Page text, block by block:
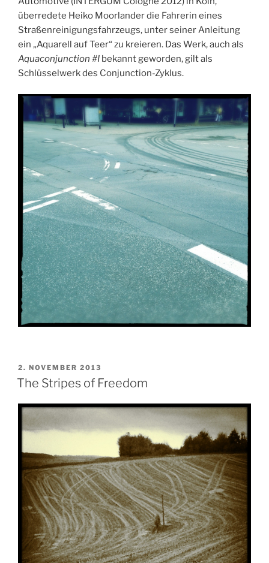
überredete Heiko Moorlander die Fahrerin eines
Straßenreinigungsfahrzeugs, unter seiner Anleitung
ein „Aquarell auf Teer“ zu kreieren. Das Werk, auch als
Aquaconjunction #I bekannt geworden, gilt als
Schlüsselwerk des Conjunction-Zyklus.
VERÖFFENTLICHT
AM
2. NOVEMBER 2013
The Stripes of Freedom